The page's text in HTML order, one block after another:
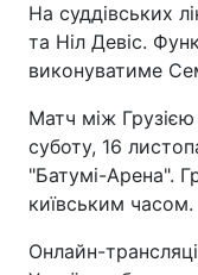
На суддівських
та Ніл Девіс.
виконуватиме
Матч між
суботу, 16
"Батумі-Арена".
київським часом.
Онлайн-